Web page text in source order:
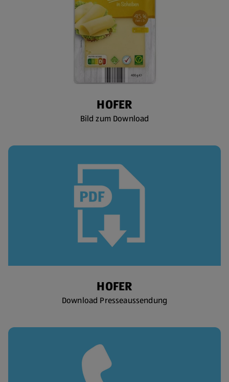
HOFER
Bild zum Download
HOFER
Download Presseaussendung